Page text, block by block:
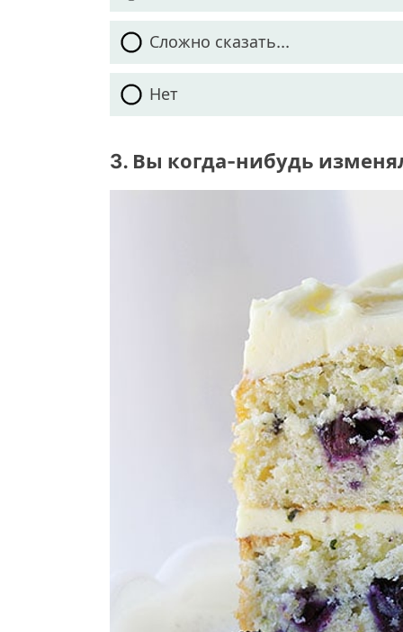
Сложно сказать...
Нет
3. Вы когда-нибудь